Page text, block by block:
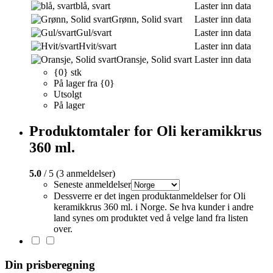
blå, svart
Laster inn data
Grønn, Solid svart
Laster inn data
Gul/svart
Laster inn data
Hvit/svart
Laster inn data
Oransje, Solid svart Laster inn data
{0} stk
På lager fra {0}
Utsolgt
På lager
Produktomtaler for Oli keramikkrus
360 ml.
5.0 / 5 (3 anmeldelser)
Seneste anmeldelser
Dessverre er det ingen produktanmeldelser for Oli
keramikkrus 360 ml. i Norge. Se hva kunder i andre
land synes om produktet ved å velge land fra listen
over.
Din prisberegning